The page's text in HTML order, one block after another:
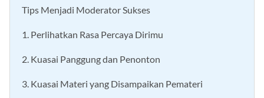
Tips Menjadi Moderator Sukses
1. Perlihatkan Rasa Percaya Dirimu
2. Kuasai Panggung dan Penonton
3. Kuasai Materi yang Disampaikan Pemateri